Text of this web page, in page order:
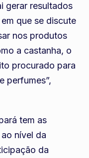
gerar resultados
que se discute
nos produtos
a castanha, o
procurado para
perfumes”,
tem as
nível da
da